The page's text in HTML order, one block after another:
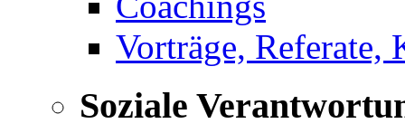
Vorträge, Referate,
Soziale